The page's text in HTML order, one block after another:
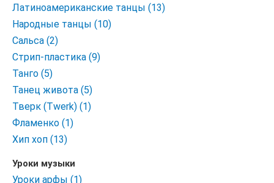
Латиноамериканские танцы (13)
Народные танцы (10)
Сальса (2)
Стрип-пластика (9)
Танго (5)
Танец живота (5)
Тверк (Twerk) (1)
Фламенко (1)
Хип хоп (13)
Уроки музыки
Уроки арфы (1)